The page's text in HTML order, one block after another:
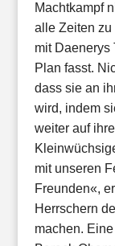
Machtkampf
alle Zeiten zu
mit Daenerys
Plan fasst.
dass sie an
wird, indem
weiter auf
mit unseren
Freunden«,
Herrschern
machen.